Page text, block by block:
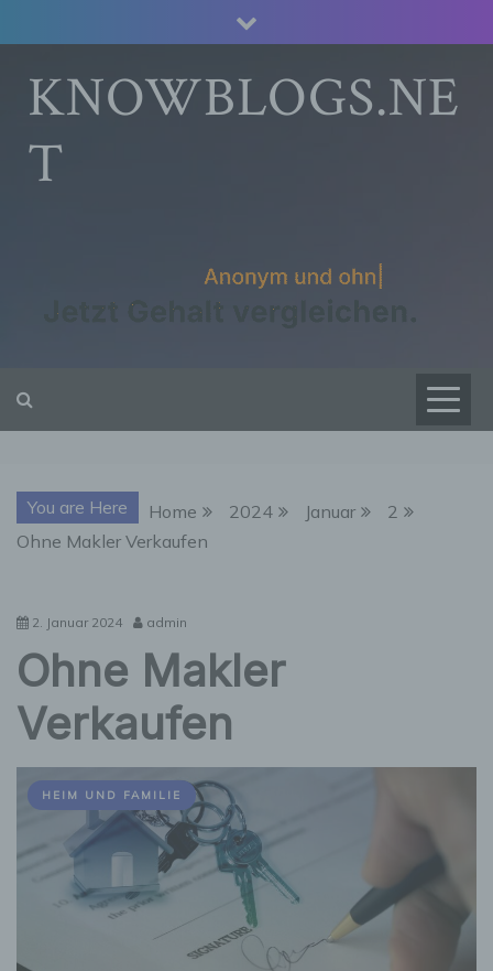
to
contentKNOWBLOGS.NE
T
You are Here Home 2024 Januar
2
Ohne Makler Verkaufen
2. Januar 2024 admin
Ohne Makler
Verkaufen
HEIM UND FAMILIE